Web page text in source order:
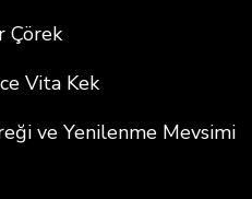
Çörek
Vita Kek
ve Yenilenme Mevsimi